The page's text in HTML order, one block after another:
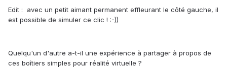
Edit : avec un petit aimant permanent effleurant le côté gauche, il
est possible de simuler ce clic ! :-))
Quelqu'un d'autre a-t-il une expérience à partager à propos de
ces boîtiers simples pour réalité virtuelle ?